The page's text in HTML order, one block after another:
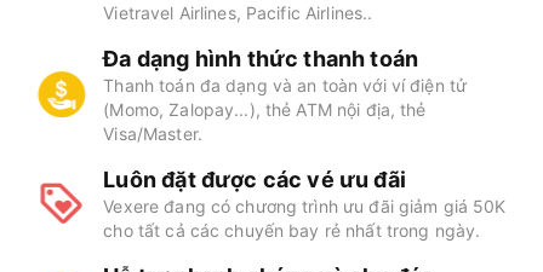
Vietravel Airlines, Pacific Airlines..
Đa dạng hình thức thanh toán
Thanh toán đa dạng và an toàn với ví điện tử
(Momo, Zalopay...), thẻ ATM nội địa, thẻ
Visa/Master.
Luôn đặt được các vé ưu đãi
Vexere đang có chương trình ưu đãi giảm giá 50K
cho tất cả các chuyến bay rẻ nhất trong ngày.